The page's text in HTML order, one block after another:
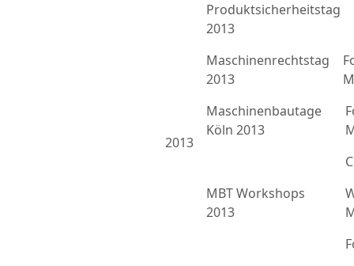
2013
Produktsicherheitstag
2013
Maschinenrechtstag
2013
Maschinenbautage
Köln 2013
MBT Workshops
2013